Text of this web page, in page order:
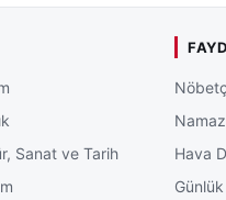
açısından önemli
Kangal’daki
ilçesinde
hayvancılık
Sanat ve Tarih
Hava